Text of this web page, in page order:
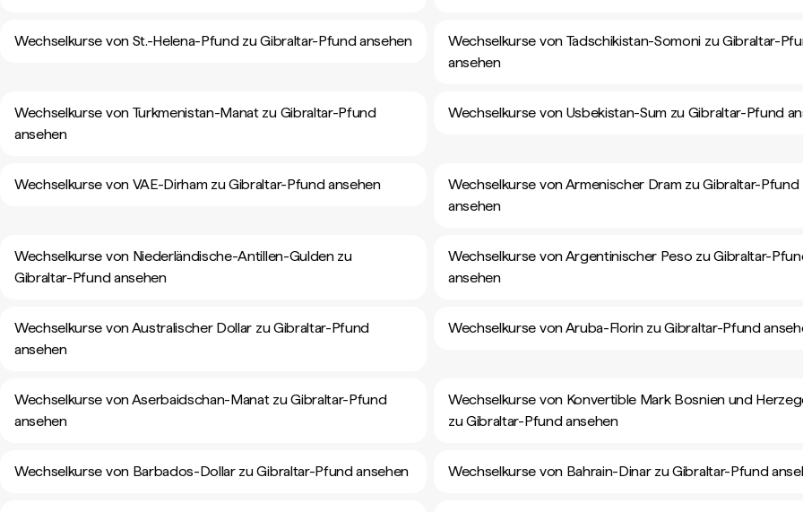
Wechselkurse von St.-Helena-Pfund zu Gibraltar-Pfund ansehen
Wechselkurse von Tadschikistan-Somoni zu Gibraltar-
ansehen
Wechselkurse von Turkmenistan-Manat zu Gibraltar-Pfund
ansehen
Wechselkurse von Usbekistan-Sum zu Gibraltar-Pfund
Wechselkurse von VAE-Dirham zu Gibraltar-Pfund ansehen
Wechselkurse von Armenischer Dram zu Gibraltar-Pfund
ansehen
Wechselkurse von Niederländische-Antillen-Gulden zu
Gibraltar-Pfund ansehen
Wechselkurse von Argentinischer Peso zu Gibraltar-
ansehen
Wechselkurse von Australischer Dollar zu Gibraltar-Pfund
ansehen
Wechselkurse von Aruba-Florin zu Gibraltar-Pfund
Wechselkurse von Aserbaidschan-Manat zu Gibraltar-Pfund
ansehen
Wechselkurse von Konvertible Mark Bosnien und
zu Gibraltar-Pfund ansehen
Wechselkurse von Barbados-Dollar zu Gibraltar-Pfund ansehen Wechselkurse von Bahrain-Dinar zu Gibraltar-Pfund